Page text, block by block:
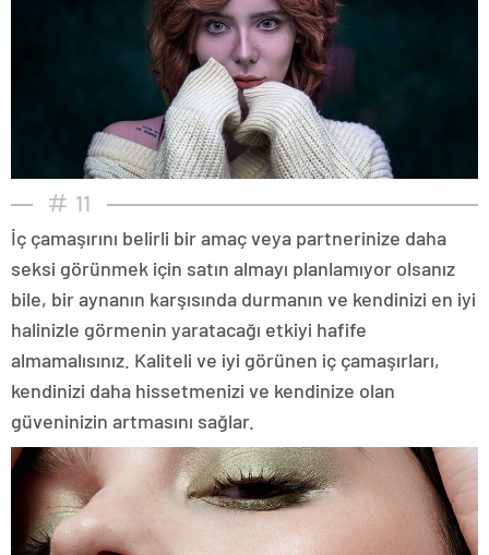
11
İç çamaşırını belirli bir amaç veya partnerinize daha
seksi görünmek için satın almayı planlamıyor olsanız
bile, bir aynanın karşısında durmanın ve kendinizi en iyi
halinizle görmenin yaratacağı etkiyi hafife
almamalısınız. Kaliteli ve iyi görünen iç çamaşırları,
kendinizi daha hissetmenizi ve kendinize olan
güveninizin artmasını sağlar.